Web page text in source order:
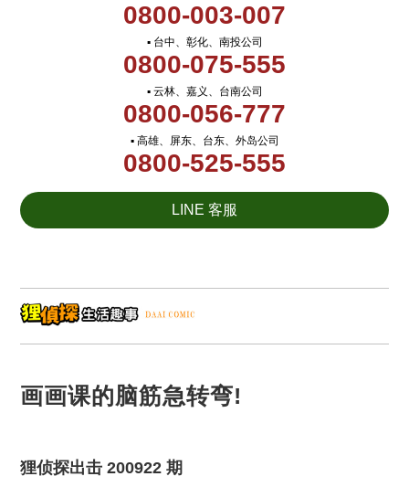
0800-003-007
▪ 台中、彰化、南投公司
0800-075-555
▪ 云林、嘉义、台南公司
0800-056-777
▪ 高雄、屏东、台东、外岛公司
0800-525-555
LINE 客服
画画课的脑筋急转弯!
狸侦探出击 200922 期